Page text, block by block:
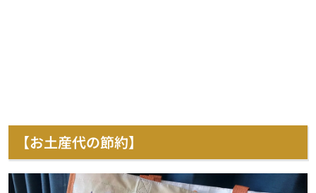
【お土産代の節約】